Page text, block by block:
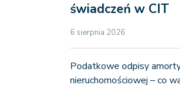
świadczeń w CIT
6 sierpnia 2026
Podatkowe odpisy
nieruchomościowej – co